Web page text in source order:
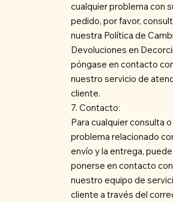
cualquier problema con
pedido, por favor,
nuestra Política de
Devoluciones en
póngase en contacto
nuestro servicio de
cliente.
7. Contacto:
Para cualquier consulta o
problema relacionado
envío y la entrega, puede
ponerse en contacto con
nuestro equipo de
cliente a través del